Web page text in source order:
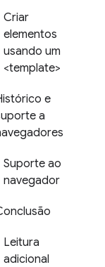
Criar
elementos
usando um
<template>
e
a
Suporte ao
navegador
Leitura
adicional